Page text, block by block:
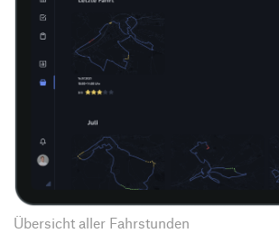
Übersicht aller Fahrstunden